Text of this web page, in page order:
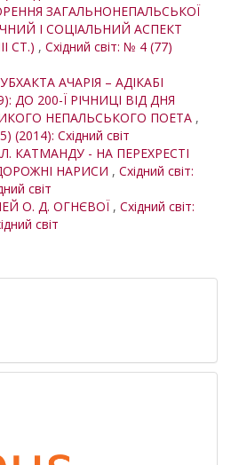
ЗАГАЛЬНОНЕПАЛЬСЬКОЇ
І СОЦІАЛЬНИЙ АСПЕКТ
СТ.) , Східний світ: № 4 (77)
АЧАРІЯ – АДІКАБІ
ДО 200-Ї РІЧНИЦІ ВІД ДНЯ
НЕПАЛЬСЬКОГО ПОЕТА ,
(2014): Східний світ
КАТМАНДУ - НА ПЕРЕХРЕСТІ
НАРИСИ , Східний світ:
світ
О. Д. ОГНЄВОЇ , Східний світ:
світ